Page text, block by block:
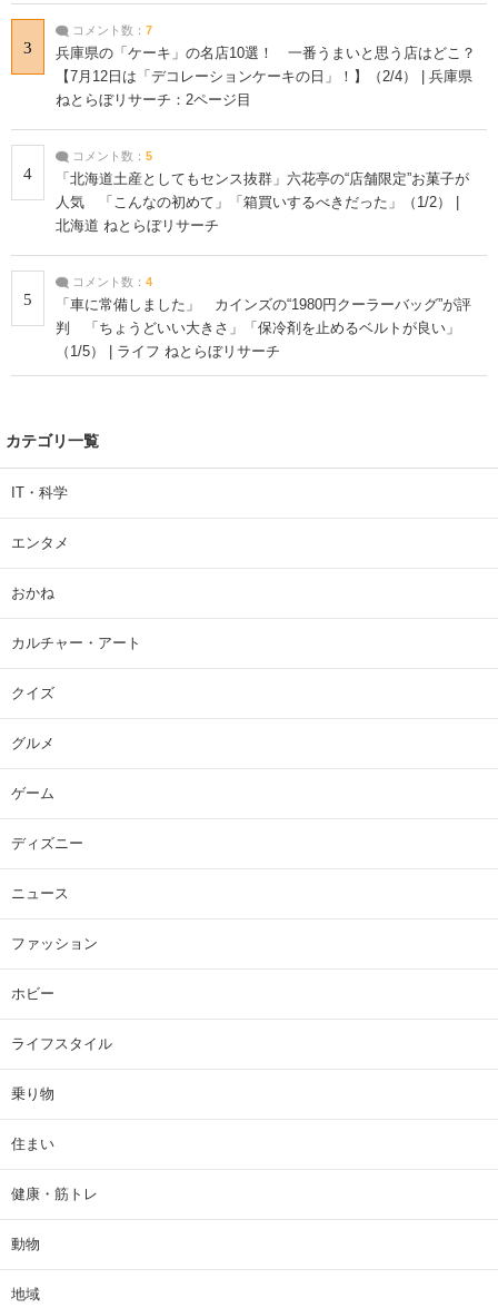
3
コメント数： 7
兵庫県の「ケーキ」の名店10選！ 一番うまいと思う店はどこ？
【7月12日は「デコレーションケーキの日」！】（2/4） | 兵庫県
ねとらぼリサーチ：2ページ目
4
コメント数： 5
「北海道土産としてもセンス抜群」六花亭の“店舗限定”お菓子が
人気 「こんなの初めて」「箱買いするべきだった」（1/2） |
北海道 ねとらぼリサーチ
5
コメント数： 4
「車に常備しました」 カインズの“1980円クーラーバッグ”が評
判 「ちょうどいい大きさ」「保冷剤を止めるベルトが良い」
（1/5） | ライフ ねとらぼリサーチ
カテゴリ一覧
IT・科学
エンタメ
おかね
カルチャー・アート
クイズ
グルメ
ゲーム
ディズニー
ニュース
ファッション
ホビー
ライフスタイル
乗り物
住まい
健康・筋トレ
動物
地域